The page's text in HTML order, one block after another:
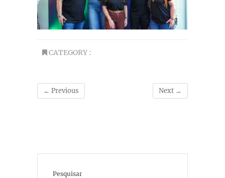
CATEGORY :
← Previous Next →
Pesquisar